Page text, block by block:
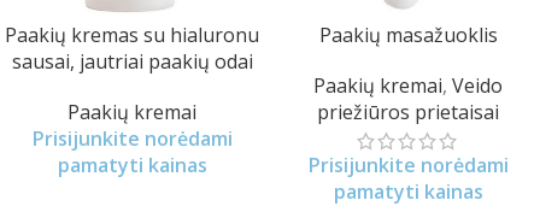
Paakių kremas su hialuronu
sausai, jautriai paakių odai
Paakių kremai
Prisijunkite norėdami
pamatyti kainas
Paakių masažuoklis
Paakių kremai, Veido
priežiūros prietaisai
Prisijunkite norėdami
pamatyti kainas